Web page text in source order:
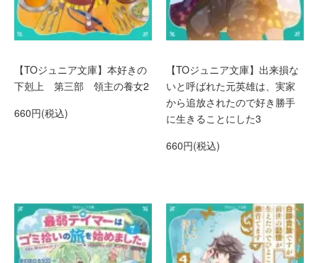
【TOジュニア文庫】本好きの
下剋上 第三部 領主の養女2
660円(税込)
【TOジュニア文庫】出来損な
いと呼ばれた元英雄は、実家
から追放されたので好き勝手
に生きることにした3
660円(税込)